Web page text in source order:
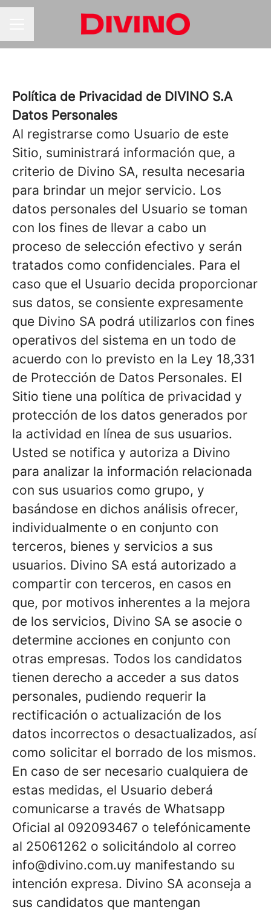
MENÚ DE EMPLEO
Política de Privacidad de DIVINO S.A
Datos Personales
Al registrarse como Usuario de este
Sitio, suministrará información que, a
criterio de Divino SA, resulta necesaria
para brindar un mejor servicio. Los
datos personales del Usuario se toman
con los fines de llevar a cabo un
proceso de selección efectivo y serán
tratados como confidenciales. Para el
caso que el Usuario decida proporcionar
sus datos, se consiente expresamente
que Divino SA podrá utilizarlos con fines
operativos del sistema en un todo de
acuerdo con lo previsto en la Ley 18,331
de Protección de Datos Personales. El
Sitio tiene una política de privacidad y
protección de los datos generados por
la actividad en línea de sus usuarios.
Usted se notifica y autoriza a Divino
para analizar la información relacionada
con sus usuarios como grupo, y
basándose en dichos análisis ofrecer,
individualmente o en conjunto con
terceros, bienes y servicios a sus
usuarios. Divino SA está autorizado a
compartir con terceros, en casos en
que, por motivos inherentes a la mejora
de los servicios, Divino SA se asocie o
determine acciones en conjunto con
otras empresas. Todos los candidatos
tienen derecho a acceder a sus datos
personales, pudiendo requerir la
rectificación o actualización de los
datos incorrectos o desactualizados, así
como solicitar el borrado de los mismos.
En caso de ser necesario cualquiera de
estas medidas, el Usuario deberá
comunicarse a través de Whatsapp
Oficial al 092093467 o telefónicamente
al 25061262 o solicitándolo al correo
info@divino.com.uy manifestando su
intención expresa. Divino SA aconseja a
sus candidatos que mantengan